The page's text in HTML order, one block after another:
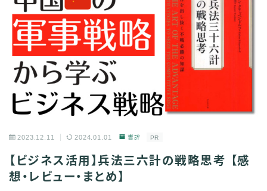
2023.12.11 2024.01.01 書評 PR
【ビジネス活用】兵法三六計の戦略思考 【感
想・レビュー・まとめ】